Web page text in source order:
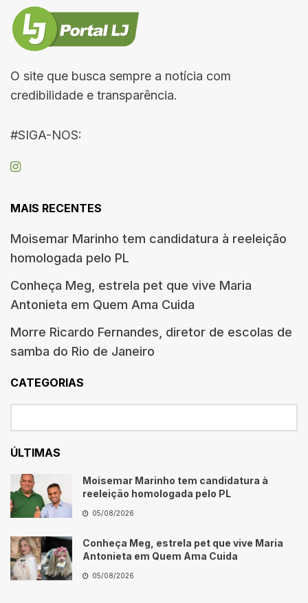
O site que busca sempre a notícia com
credibilidade e transparência.
#SIGA-NOS:
MAIS RECENTES
Moisemar Marinho tem candidatura à reeleição
homologada pelo PL
Conheça Meg, estrela pet que vive Maria
Antonieta em Quem Ama Cuida
Morre Ricardo Fernandes, diretor de escolas de
samba do Rio de Janeiro
CATEGORIAS
ÚLTIMAS
Moisemar Marinho tem candidatura à
reeleição homologada pelo PL
05/08/2026
Conheça Meg, estrela pet que vive Maria
Antonieta em Quem Ama Cuida
05/08/2026